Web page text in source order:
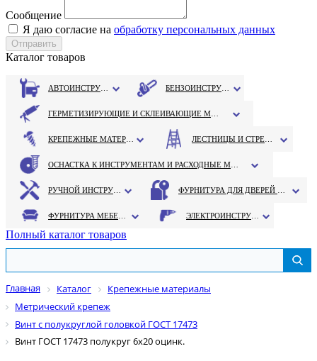
Сообщение
Я даю согласие на обработку персональных данных
Каталог товаров
Полный каталог товаров
Главная Каталог
Крепежные материалы
Метрический крепеж
Винт с полукруглой головкой ГОСТ 17473
Винт ГОСТ 17473 полукруг 6х20 оцинк.